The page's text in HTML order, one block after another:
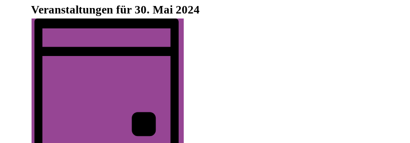
Veranstaltungen für 30. Mai 2024
Ansichten-
Veranstaltung
Navigation